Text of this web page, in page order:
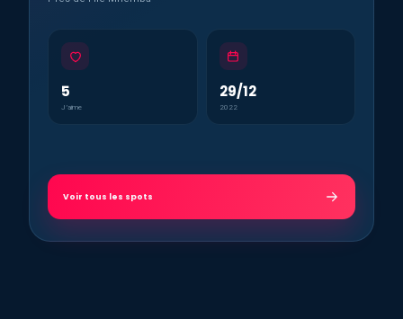
5
J’aime
29/12
2022
Voir tous les spots